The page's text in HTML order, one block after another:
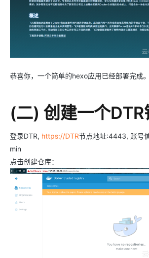
恭喜你，一个简单的hexo应用已经部署完成。
(二) 创建一个DTR
登录DTR, https://DTR节点地址:4443, 账号
min
点击创建仓库：